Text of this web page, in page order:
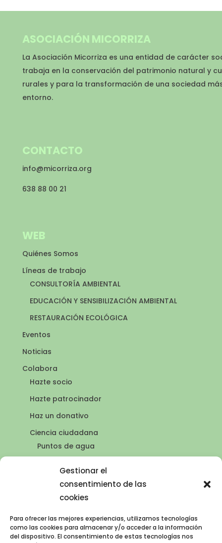
Gestionar el
consentimiento de las
cookies
Para ofrecer las mejores experiencias, utilizamos tecnologías
como las cookies para almacenar y/o acceder a la información
del dispositivo. El consentimiento de estas tecnologías nos
ASOCIACIÓN MICORRIZA
La Asociación Micorriza es una entidad de carácter
trabaja en la conservación del patrimonio natural y
rurales y para la transformación de una sociedad
entorno.
CONTACTO
info@micorriza.org
638 88 00 21
WEB
Quiénes Somos
Líneas de trabajo
CONSULTORÍA AMBIENTAL
EDUCACIÓN Y SENSIBILIZACIÓN AMBIENTAL
RESTAURACIÓN ECOLÓGICA
Eventos
Noticias
Colabora
Hazte socio
Hazte patrocinador
Haz un donativo
Ciencia ciudadana
Puntos de agua
AVISO LEGAL